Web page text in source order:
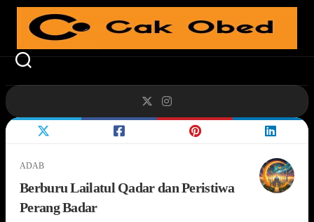
Skip
content
ADAB
Berburu Lailatul Qadar dan Peristiwa
Perang Badar